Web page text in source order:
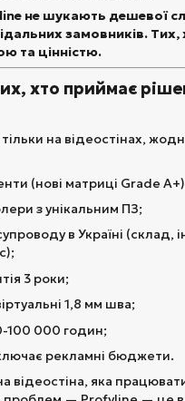
не шукають дешевої
замовників. Тих,
та цінністю.
хто приймає
тільки на відеостінах,
(нові матриці Grade
з унікальним ПЗ;
в Україні (склад,
3 роки;
1,8 мм шва;
100 000 годин;
рекламні бюджети.
відеостіна, яка